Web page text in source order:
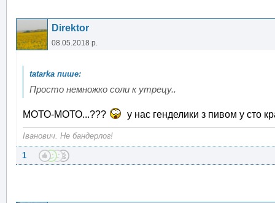
Direktor
08.05.2018 р.
Просто немножко соли к утрецу..
МОТО-МОТО...??? у нас генделики з пивом у сто
Іванович. Не бандерлог!
1